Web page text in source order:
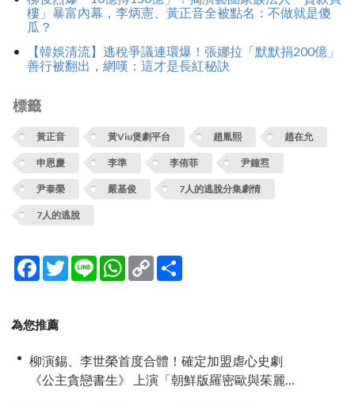
樓」暴富內幕，李炳憲、黃正音全被點名：不做就是傻
瓜？
【韓娛清流】逃稅爭議連環爆！張娜拉「默默捐200億」
善行被翻出，網嘆：這才是長紅秘訣
標籤
黃正音 黃Viu煲劇平台 趙胤熙 趙在允
申恩慶 李準 李侑菲 尹鐘焄
尹泰榮 嚴基俊 7人的逃脫分集劇情
7人的逃脫
Facebook
TwitterLine WhatsApp
Copy
Link
為您推薦
柳演錫、李世榮首度合體！確定加盟虐心史劇
《公主貪戀書生》 上演「朝鮮版羅密歐與茱麗